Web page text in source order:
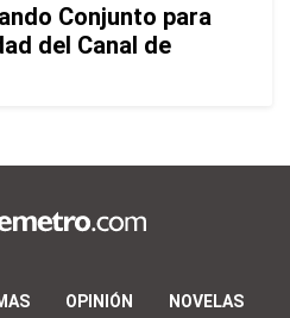
Conjunto para
del Canal de
OPINIÓN NOVELAS